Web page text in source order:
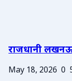
राजधानी
May 18, 2026 0